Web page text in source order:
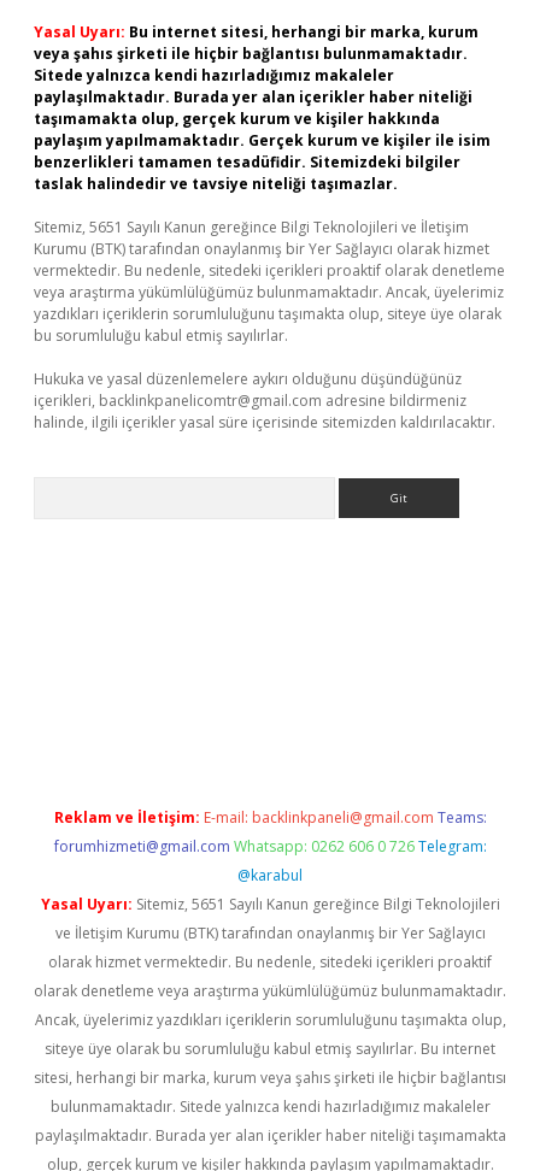
Yasal Uyarı: Bu internet sitesi, herhangi bir marka, kurum
veya şahıs şirketi ile hiçbir bağlantısı bulunmamaktadır.
Sitede yalnızca kendi hazırladığımız makaleler
paylaşılmaktadır. Burada yer alan içerikler haber niteliği
taşımamakta olup, gerçek kurum ve kişiler hakkında
paylaşım yapılmamaktadır. Gerçek kurum ve kişiler ile isim
benzerlikleri tamamen tesadüfidir. Sitemizdeki bilgiler
taslak halindedir ve tavsiye niteliği taşımazlar.
Sitemiz, 5651 Sayılı Kanun gereğince Bilgi Teknolojileri ve İletişim
Kurumu (BTK) tarafından onaylanmış bir Yer Sağlayıcı olarak hizmet
vermektedir. Bu nedenle, sitedeki içerikleri proaktif olarak denetleme
veya araştırma yükümlülüğümüz bulunmamaktadır. Ancak, üyelerimiz
yazdıkları içeriklerin sorumluluğunu taşımakta olup, siteye üye olarak
bu sorumluluğu kabul etmiş sayılırlar.
Hukuka ve yasal düzenlemelere aykırı olduğunu düşündüğünüz
içerikleri, backlinkpanelicomtr@gmail.com adresine bildirmeniz
halinde, ilgili içerikler yasal süre içerisinde sitemizden kaldırılacaktır.
Reklam ve İletişim: E-mail: backlinkpaneli@gmail.com Teams:
forumhizmeti@gmail.com Whatsapp: 0262 606 0 726 Telegram:
@karabul
Yasal Uyarı: Sitemiz, 5651 Sayılı Kanun gereğince Bilgi Teknolojileri
ve İletişim Kurumu (BTK) tarafından onaylanmış bir Yer Sağlayıcı
olarak hizmet vermektedir. Bu nedenle, sitedeki içerikleri proaktif
olarak denetleme veya araştırma yükümlülüğümüz bulunmamaktadır.
Ancak, üyelerimiz yazdıkları içeriklerin sorumluluğunu taşımakta olup,
siteye üye olarak bu sorumluluğu kabul etmiş sayılırlar. Bu internet
sitesi, herhangi bir marka, kurum veya şahıs şirketi ile hiçbir bağlantısı
bulunmamaktadır. Sitede yalnızca kendi hazırladığımız makaleler
paylaşılmaktadır. Burada yer alan içerikler haber niteliği taşımamakta
olup, gerçek kurum ve kişiler hakkında paylaşım yapılmamaktadır.